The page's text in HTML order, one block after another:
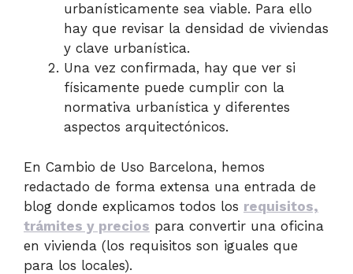
urbanísticamente sea viable. Para ello
hay que revisar la densidad de viviendas
y clave urbanística.
Una vez confirmada, hay que ver si
físicamente puede cumplir con la
normativa urbanística y diferentes
aspectos arquitectónicos.
En Cambio de Uso Barcelona, hemos
redactado de forma extensa una entrada de
blog donde explicamos todos los requisitos,
trámites y precios para convertir una oficina
en vivienda (los requisitos son iguales que
para los locales).